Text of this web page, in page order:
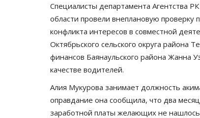
Специалисты департамента Агентства
области провели внеплановую
конфликта интересов в совместной
Октябрьского сельского округа района
финансов Баянаульского района Жанна
качестве водителей.
Алия Мукурова занимает должность
оправдание она сообщила, что два
заработной платы желающих не